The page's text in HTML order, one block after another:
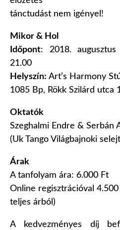
tánctudást nem igényel!
Mikor & Hol
Időpont: 2018.
21.00
Helyszín: Art’s Harmony
1085 Bp, Rökk Szilárd utca
Oktatók
Szeghalmi Endre & Serbán
(Uk Tango Világbajnoki
Árak
A tanfolyam ára: 6.000 Ft
Online regisztrációval
teljes árból)
A kedvezményes díj